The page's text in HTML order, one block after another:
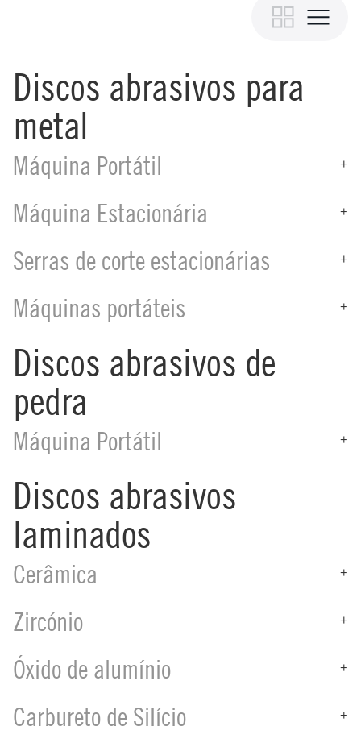
Discos abrasivos para
metal
Máquina Portátil +
Máquina Estacionária +
Serras de corte estacionárias +
Máquinas portáteis +
Discos abrasivos de
pedra
Máquina Portátil +
Discos abrasivos
laminados
Cerâmica +
Zircónio +
Óxido de alumínio +
Carbureto de Silício +